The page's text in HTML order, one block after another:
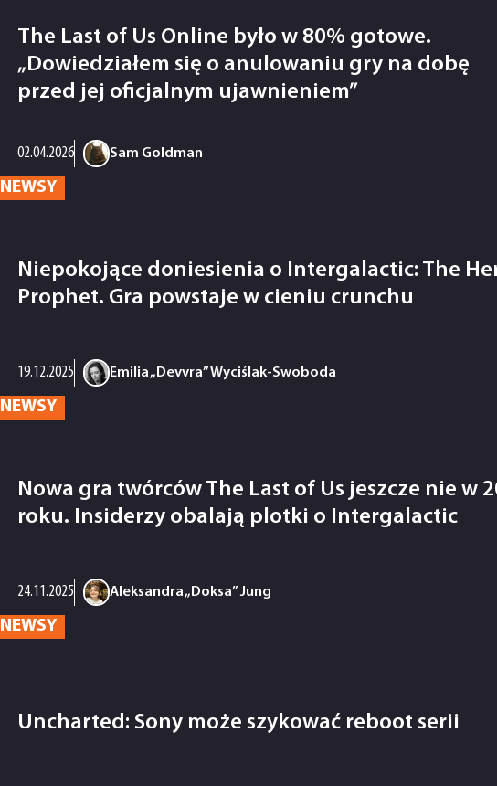
The Last of Us Online było w 80% gotowe.
„Dowiedziałem się o anulowaniu gry na dobę
przed jej oficjalnym ujawnieniem”
02.04.2026 Sam Goldman
NEWSY
Niepokojące doniesienia o Intergalactic: The
Prophet. Gra powstaje w cieniu crunchu
19.12.2025 Emilia „Devvra” Wyciślak-Swoboda
NEWSY
Nowa gra twórców The Last of Us jeszcze nie w
roku. Insiderzy obalają plotki o Intergalactic
24.11.2025 Aleksandra „Doksa” Jung
NEWSY
Uncharted: Sony może szykować reboot serii